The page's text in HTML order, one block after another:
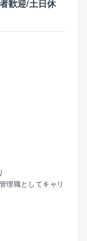
おります。
市山之脇町3-4）
歓迎/土日休
理職としてキャリ
充実